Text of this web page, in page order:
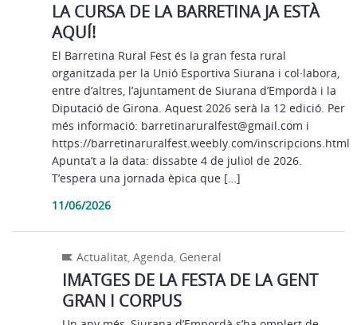
LA CURSA DE LA BARRETINA JA ESTÀ
AQUÍ!
El Barretina Rural Fest és la gran festa rural
organitzada per la Unió Esportiva Siurana i col·labora,
entre d’altres, l’ajuntament de Siurana d’Empordà i la
Diputació de Girona. Aquest 2026 serà la 12 edició. Per
més informació: barretinaruralfest@gmail.com i
https://barretinaruralfest.weebly.com/inscripcions.html
Apunta’t a la data: dissabte 4 de juliol de 2026.
T’espera una jornada èpica que […]
11/06/2026
Actualitat,Agenda, General
IMATGES DE LA FESTA DE LA GENT
GRAN I CORPUS